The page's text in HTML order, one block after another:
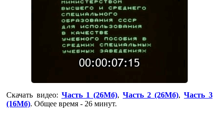
Скачать видео: Часть 1 (26Мб),Часть 2 (26Мб),Часть 3
(16Мб). Общее время - 26 минут.